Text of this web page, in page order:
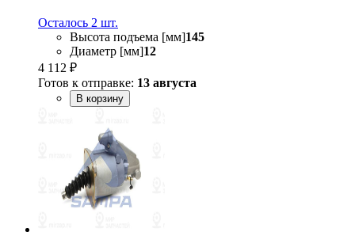
Осталось 2 шт.
Высота подъема [мм]145
Диаметр [мм]12
4 112 ₽
Готов к отправке: 13 августа
В корзину